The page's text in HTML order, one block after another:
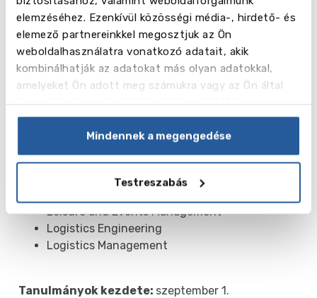
elemzéséhez. Ezenkívül közösségi média-, hirdető- és
elemező partnereinkkel megosztjuk az Ön
weboldalhasználatra vonatkozó adatait, akik
kombinálhatják az adatokat más olyan adatokkal,
amelyeket Ön adott meg számukra vagy az Ön által
Mindennek a megengedése
Testreszabás
Alapképzési programok:
3 vagy 4 éves képzések
Applied Data Science & Artificial Intelligence
Bachelor of Science Tourism (Academic)
Bachelor of Science Leisure Studies
Creative Media and Game Technologies
Hotel Management
International Facility Management
Leisure and Events Management
Logistics Engineering
Logistics Management
Tanulmányok kezdete: szeptember 1.